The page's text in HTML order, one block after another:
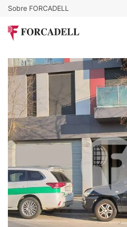
Sobre FORCADELL
Local comercial situado a
Granollers. Barcelona.